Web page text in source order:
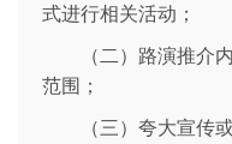
式进行相关活动；
（二）路演推介
范围；
（三）夸大宣传